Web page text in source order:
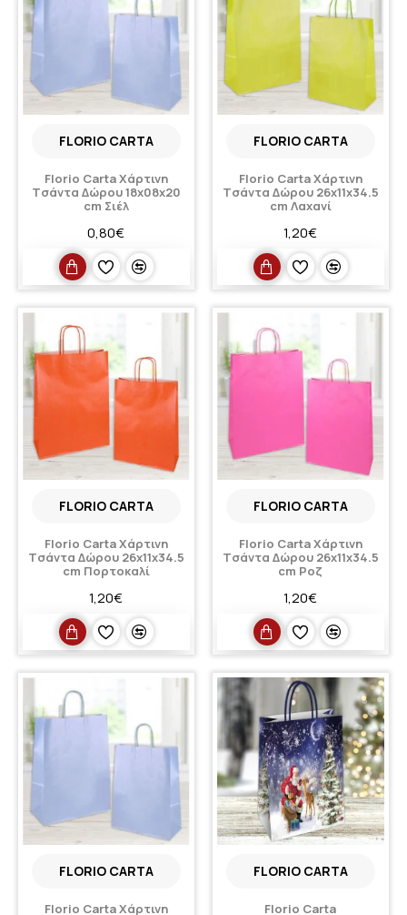
FLORIO CARTA
Florio Carta Xάρτινη
Tσάντα Δώρου 18x08x20
cm Σιέλ
0,80€
FLORIO CARTA
Florio Carta Xάρτινη
Tσάντα Δώρου 26x11x34.5
cm Λαχανί
1,20€
FLORIO CARTA
Florio Carta Xάρτινη
Tσάντα Δώρου 26x11x34.5
cm Πορτοκαλί
1,20€
FLORIO CARTA
Florio Carta Xάρτινη
Tσάντα Δώρου 26x11x34.5
cm Ροζ
1,20€
FLORIO CARTA
Florio Carta Xάρτινη
FLORIO CARTA
Florio Carta